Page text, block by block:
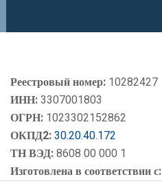
Реестровый номер: 10282427
ИНН:3307001803
ОГРН: 1023302152862
ОКПД2:30.20.40.172
ТН ВЭД:8608 00 000 1
Изготовлена в соответствии с: